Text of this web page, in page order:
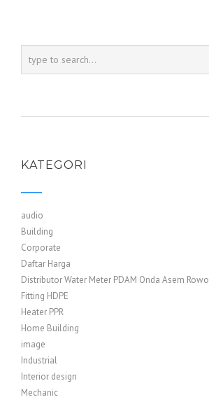
KATEGORI
audio
Building
Corporate
Daftar Harga
Distributor Water Meter PDAM Onda Asem Rowo
Fitting HDPE
Heater PPR
Home Building
image
Industrial
Interior design
Mechanic